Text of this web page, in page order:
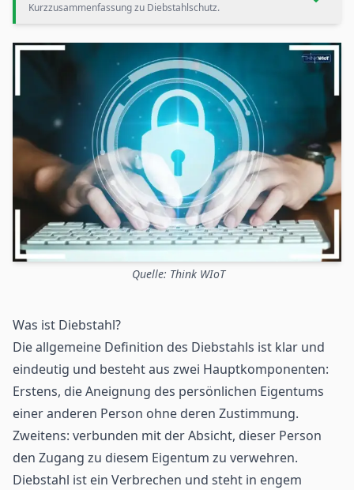
Kurzzusammenfassung zu Diebstahlschutz.
Quelle: Think WIoT
Was ist Diebstahl?
Die allgemeine Definition des Diebstahls ist klar und
eindeutig und besteht aus zwei Hauptkomponenten:
Erstens, die Aneignung des persönlichen Eigentums
einer anderen Person ohne deren Zustimmung.
Zweitens: verbunden mit der Absicht, dieser Person
den Zugang zu diesem Eigentum zu verwehren.
Diebstahl ist ein Verbrechen und steht in engem